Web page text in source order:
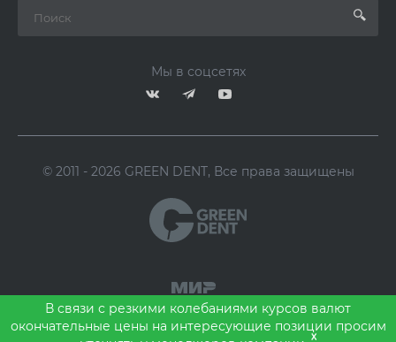
Мы в соцсетях
© 2011 - 2026 GREEN DENT, Все права защищены
В связи с резкими колебаниями курсов валют
окончательные цены на интересующие позиции просим
x